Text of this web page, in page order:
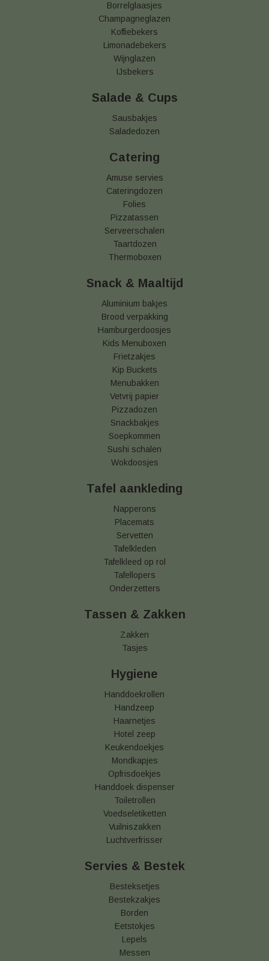
Borrelglaasjes
Champagneglazen
Koffiebekers
Limonadebekers
Wijnglazen
IJsbekers
Salade & Cups
Sausbakjes
Saladedozen
Catering
Amuse servies
Cateringdozen
Folies
Pizzatassen
Serveerschalen
Taartdozen
Thermoboxen
Snack & Maaltijd
Aluminium bakjes
Brood verpakking
Hamburgerdoosjes
Kids Menuboxen
Frietzakjes
Kip Buckets
Menubakken
Vetvrij papier
Pizzadozen
Snackbakjes
Soepkommen
Sushi schalen
Wokdoosjes
Tafel aankleding
Napperons
Placemats
Servetten
Tafelkleden
Tafelkleed op rol
Tafellopers
Onderzetters
Tassen & Zakken
Zakken
Tasjes
Hygiene
Handdoekrollen
Handzeep
Haarnetjes
Hotel zeep
Keukendoekjes
Mondkapjes
Opfrisdoekjes
Handdoek dispenser
Toiletrollen
Voedseletiketten
Vuilniszakken
Luchtverfrisser
Servies & Bestek
Besteksetjes
Bestekzakjes
Borden
Eetstokjes
Lepels
Messen